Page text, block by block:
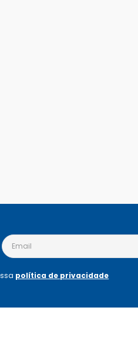
política de privacidade